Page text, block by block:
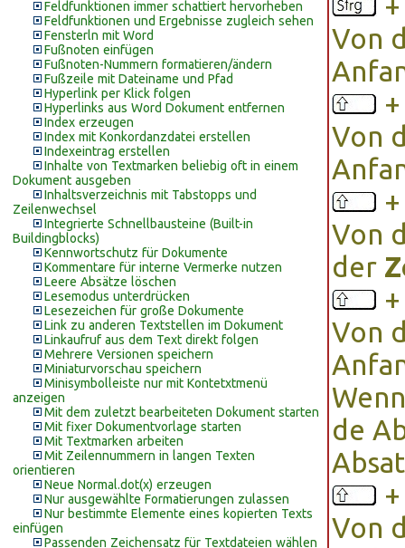
Feldfunktionen immer schattiert hervorheben
Feldfunktionen und Ergebnisse zugleich sehen
Fensterln mit Word
Fußnoten einfügen
Fußnoten-Nummern formatieren/ändern
Fußzeile mit Dateiname und Pfad
Hyperlink per Klick folgen
Hyperlinks aus Word Dokument entfernen
Index erzeugen
Index mit Konkordanzdatei erstellen
Indexeintrag erstellen
Inhalte von Textmarken beliebig oft in einem
Dokument ausgeben
Inhaltsverzeichnis mit Tabstopps und
Zeilenwechsel
Integrierte Schnellbausteine (Built-in
Buildingblocks)
Kennwortschutz für Dokumente
Kommentare für interne Vermerke nutzen
Leere Absätze löschen
Lesemodus unterdrücken
Lesezeichen für große Dokumente
Link zu anderen Textstellen im Dokument
Linkaufruf aus dem Text direkt folgen
Mehrere Versionen speichern
Miniaturvorschau speichern
Minisymbolleiste nur mit Kontetxtmenü
anzeigen
Mit dem zuletzt bearbeiteten Dokument starten
Mit fixer Dokumentvorlage starten
Mit Textmarken arbeiten
Mit Zeilennummern in langen Texten
orientieren
Neue Normal.dot(x) erzeugen
Nur ausgewählte Formatierungen zulassen
Nur bestimmte Elemente eines kopierten Texts
einfügen
Passenden Zeichensatz für Textdateien wählen
Von
Von
Von
der
Von
de
Von